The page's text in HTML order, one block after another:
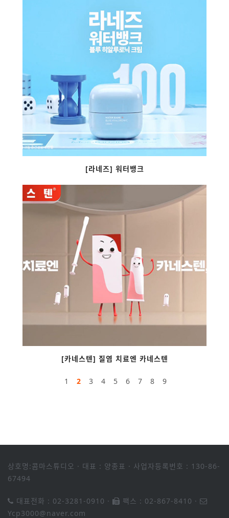
[라네즈] 워터뱅크
[카네스텐] 질염 치료엔 카네스텐
1 2 3 4 5 6 7 8 9
상호명:콤마스튜디오 · 대표 : 양종표 · 사업자등록번호 : 130-86-
67494
대표전화 : 02-3281-0910 · 팩스 : 02-867-8410 ·
Ycp3000@naver.com